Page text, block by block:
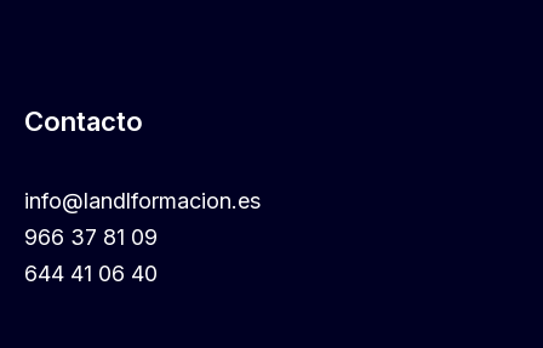
Contacto
info@landlformacion.es
966 37 81 09
644 41 06 40